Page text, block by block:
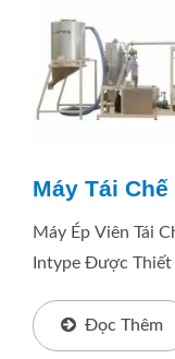
Máy Tái
Máy Ép Viên Tái
Intype Được Thiết
Đọc Thêm